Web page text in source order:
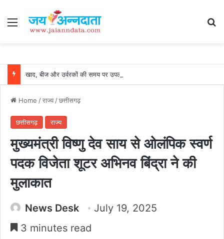
Menu
Home /राज्य/छत्तीसगढ़
छत्तीसगढ़ राज्य
मुख्यमंत्री विष्णु देव साय से ओलंपिक स्वर्ण
पदक विजेता शूटर अभिनव बिंद्रा ने की
मुलाकात
News Desk
July 19, 2025
3 minutes read